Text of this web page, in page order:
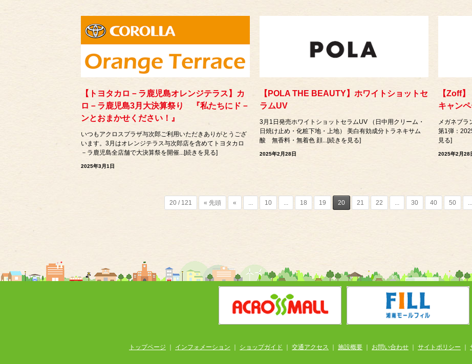
【トヨタカロ－ラ鹿児島オレンジテラス】カ
ロ－ラ鹿児島3月大決算祭り 『私たちにド－
ンとおまかせください！』
いつもアクロスプラザ与次郎ご利用いただきありがとうござ
います。3月はオレンジテラス与次郎店を含めてトヨタカロ
－ラ鹿児島全店舗で大決算祭を開催...[続きを見る]
2025年3月1日
【POLA THE BEAUTY】ホワイトショットセ
ラムUV
3月1日発売ホワイトショットセラムUV （日中用クリーム・
日焼け止め・化粧下地・上地） 美白有効成分トラネキサム
酸 無香料・無着色 顔...[続きを見る]
2025年2月28日
【Zoff
キャン
メガネブラ
第1弾：
見る]
2025年2月28
20 / 121 « 先頭 « ... 10 ... 18 19 20 21 22 ... 30 40 50 ...
トップページ インフォメーション ショップガイド 交通アクセス 施設概要 お問い合わせ サイトポリシー